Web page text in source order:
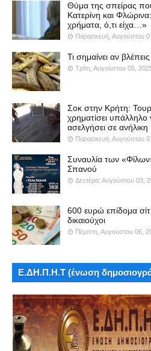
Θύμα της σπείρας
Κατερίνη και
χρήματα, ό,τι είχα…»
Παρασκευή, Αυγούστου
Τι σημαίνει αν
Τρίτη, Αυγούστου 05,
Σοκ στην Κρήτη:
χρηματίσει υπάλληλο
ασελγήσει σε ανήλικη
Παρασκευή, Αυγούστου
Συναυλία των
Σπανού
Δευτέρα, Αυγούστου 03,
600 ευρώ επίδομα
δικαιούχοι
Πέμπτη, Αυγούστου 06,
Ε.ΔΗ.Π.Η.Τ (ένωση